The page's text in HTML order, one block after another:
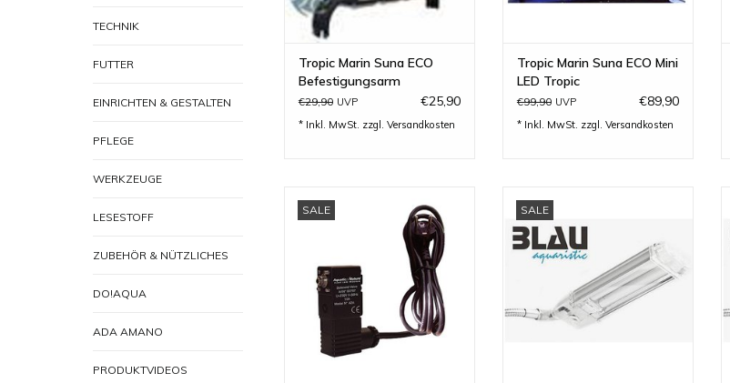
TECHNIK
FUTTER
EINRICHTEN & GESTALTEN
PFLEGE
WERKZEUGE
LESESTOFF
ZUBEHÖR & NÜTZLICHES
DO!AQUA
ADA AMANO
PRODUKTVIDEOS
Tropic Marin Suna ECO
Befestigungsarm
€29,90 UVP €25,90
* Inkl. MwSt. zzgl. Versandkosten
Tropic Marin Suna ECO Mini
LED Tropic
€99,90 UVP €89,90
* Inkl. MwSt. zzgl. Versandkosten
SALEvon Aquatic - Nature
ZUM WARENKORB HINZUFÜGEN
SALE
ZUM WARENKORB HINZUFÜGEN